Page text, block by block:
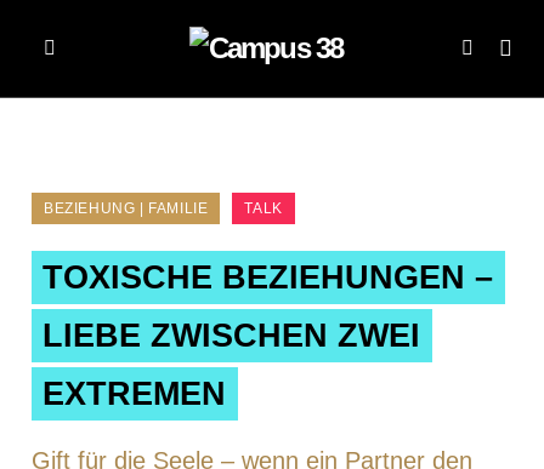
BEZIEHUNG | FAMILIE TALK
TOXISCHE BEZIEHUNGEN –
LIEBE ZWISCHEN ZWEI
EXTREMEN
Gift für die Seele – wenn ein Partner den